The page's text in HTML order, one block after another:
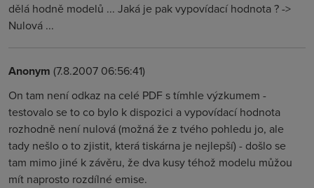
dělá hodně modelů ... Jaká je pak vypovídací hodnota ? ->
Nulová ...
Anonym (7.8.2007 06:56:41)
On tam není odkaz na celé PDF s tímhle výzkumem -
testovalo se to co bylo k dispozici a vypovídací hodnota
rozhodně není nulová (možná že z tvého pohledu jo, ale
tady nešlo o to zjistit, která tiskárna je nejlepší) - došlo se
tam mimo jiné k závěru, že dva kusy téhož modelu můžou
mít naprosto rozdílné emise.